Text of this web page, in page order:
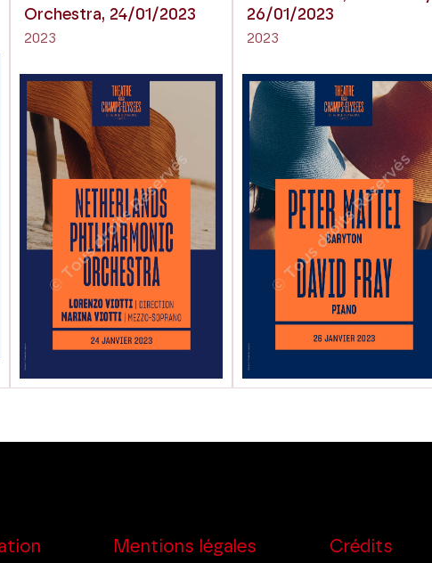
Orchestra, 24/01/2023
2023
26/01/2023
2023
Mentions légales Crédits